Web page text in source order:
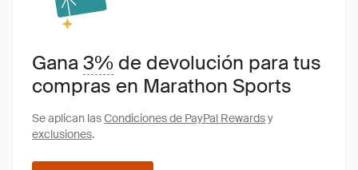
Gana3% de devolución para tus
compras en Marathon Sports
Se aplican lasCondiciones de PayPal Rewardsy
exclusiones.